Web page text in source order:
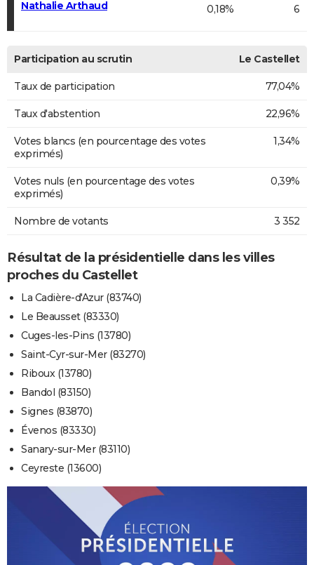
Nathalie Arthaud 0,18% 6
Participation au scrutin Le Castellet
Taux de participation 77,04%
Taux d'abstention 22,96%
Votes blancs (en pourcentage des votes
exprimés)
1,34%
Votes nuls (en pourcentage des votes
exprimés)
0,39%
Nombre de votants 3 352
Résultat de la présidentielle dans les villes
proches du Castellet
La Cadière-d'Azur (83740)
Le Beausset (83330)
Cuges-les-Pins (13780)
Saint-Cyr-sur-Mer (83270)
Riboux (13780)
Bandol (83150)
Signes (83870)
Évenos (83330)
Sanary-sur-Mer (83110)
Ceyreste (13600)